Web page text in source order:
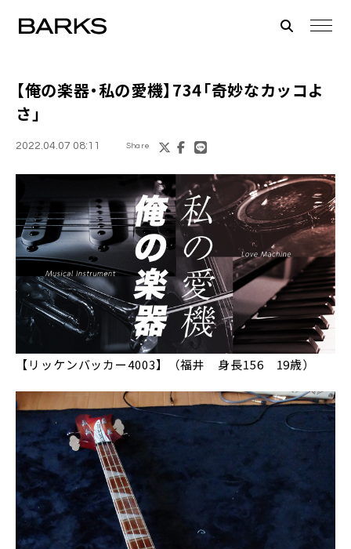
【俺の楽器・私の愛機】734「奇妙なカッコよ
さ」
2022.04.07 08:11 Share
【リッケンバッカー4003】（福井 身長156 19歳）